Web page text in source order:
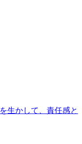
生かして、責任感と